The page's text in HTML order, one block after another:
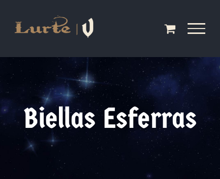
contenido
Biellas Esferras